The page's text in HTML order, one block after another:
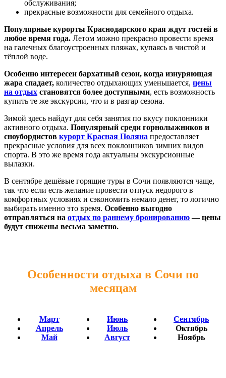
обслуживания;
прекрасные возможности для семейного отдыха.
Популярные курорты Краснодарского края ждут гостей в
любое время года. Летом можно прекрасно провести время
на галечных благоустроенных пляжах, купаясь в чистой и
тёплой воде.
Особенно интересен бархатный сезон, когда изнуряющая
жара спадает, количество отдыхающих уменьшается, цены
на отдых становятся более доступными, есть возможность
купить те же экскурсии, что и в разгар сезона.
Зимой здесь найдут для себя занятия по вкусу поклонники
активного отдыха. Популярный среди горнолыжников и
сноубордистов курорт Красная Поляна предоставляет
прекрасные условия для всех поклонников зимних видов
спорта. В это же время года актуальны экскурсионные
вылазки.
В сентябре дешёвые горящие туры в Сочи появляются чаще,
так что если есть желание провести отпуск недорого в
комфортных условиях и сэкономить немало денег, то логично
выбирать именно это время. Особенно выгодно
отправляться на отдых по раннему бронированию— цены
будут снижены весьма заметно.
Особенности отдыха в Сочи по
месяцам
Март
Апрель
Май
Июнь
Июль
Август
Сентябрь
Октябрь
Ноябрь